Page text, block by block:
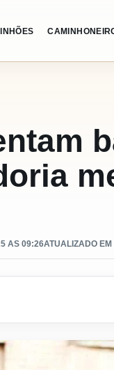
AS 09:26ATUALIZADO